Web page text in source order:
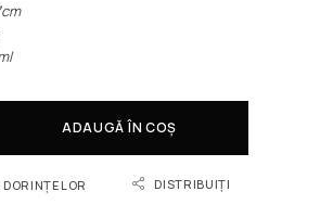
ADAUGĂ ÎN COȘ
DISTRIBUIȚI